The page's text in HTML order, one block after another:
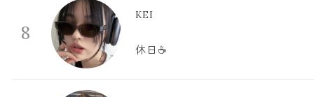
8
KEI
休日☕️